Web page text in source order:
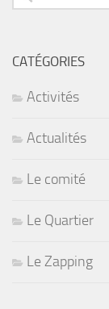
CATÉGORIES
Activités
Actualités
Le comité
Le Quartier
Le Zapping